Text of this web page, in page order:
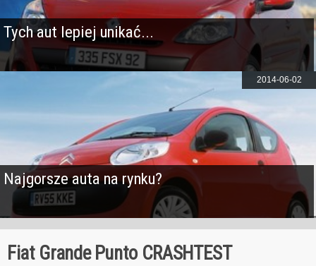
Tych aut lepiej unikać...
Najgorsze auta na rynku?
2014-06-02
Fiat Grande Punto CRASHTEST